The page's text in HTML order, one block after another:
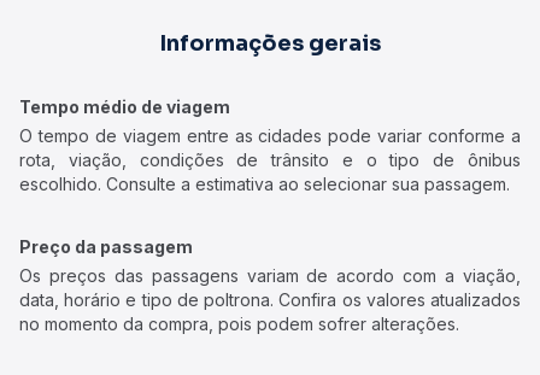
Informações gerais
Tempo médio de viagem
O tempo de viagem entre as cidades pode variar conforme a
rota, viação, condições de trânsito e o tipo de ônibus
escolhido. Consulte a estimativa ao selecionar sua passagem.
Preço da passagem
Os preços das passagens variam de acordo com a viação,
data, horário e tipo de poltrona. Confira os valores atualizados
no momento da compra, pois podem sofrer alterações.